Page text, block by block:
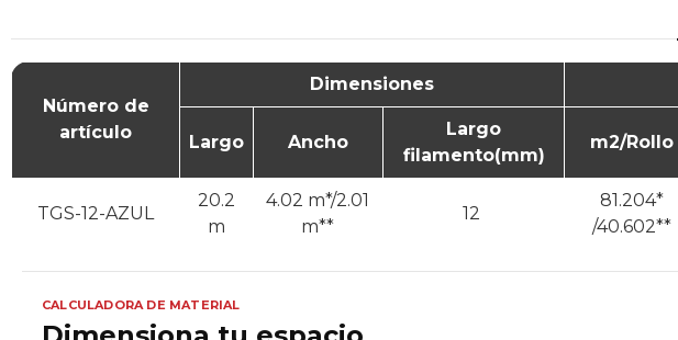
Número de
artículo
Dimensiones
Largo
Ancho
Largo
filamento(mm)
m2/Rollo
TGS-12-AZUL
20.2
m
4.02 m*/2.01
m**
12
81.204*
/40.602**
CALCULADORA DE MATERIAL